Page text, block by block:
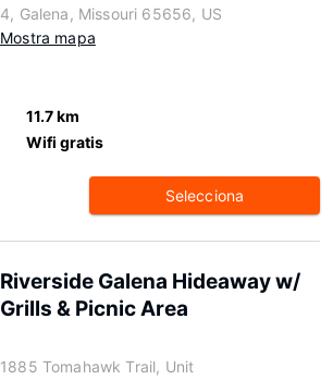
4, Galena, Missouri 65656, US
Mostra mapa
11.7 km
Wifi gratis
Selecciona
Riverside Galena Hideaway w/
Grills & Picnic Area
1885 Tomahawk Trail, Unit